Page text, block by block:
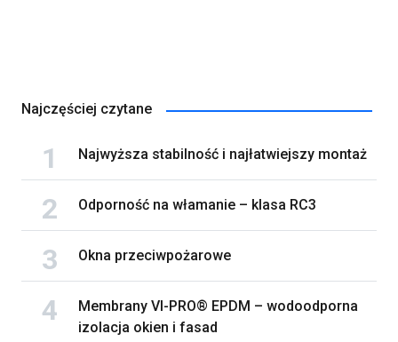
Najczęściej czytane
Najwyższa stabilność i najłatwiejszy montaż
Odporność na włamanie – klasa RC3
Okna przeciwpożarowe
Membrany VI-PRO® EPDM – wodoodporna
izolacja okien i fasad